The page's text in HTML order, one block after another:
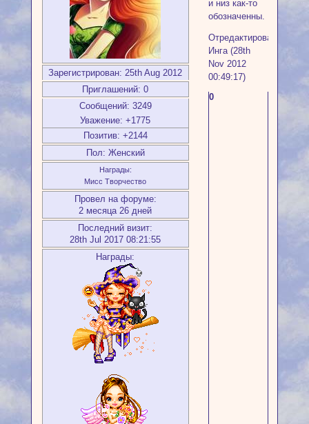
Зарегистрирован: 25th Aug 2012
Приглашений: 0
Сообщений: 3249
Уважение: +1775
Позитив: +2144
Пол: Женский
Награды:
Мисс Творчество
Провел на форуме:
2 месяца 26 дней
Последний визит:
28th Jul 2017 08:21:55
Награды:
и низ как-то
обозначенны.
Отредактировано
Инга (28th
Nov 2012
00:49:17)
0